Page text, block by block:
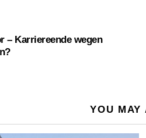
– Karriereende wegen
YOU MAY